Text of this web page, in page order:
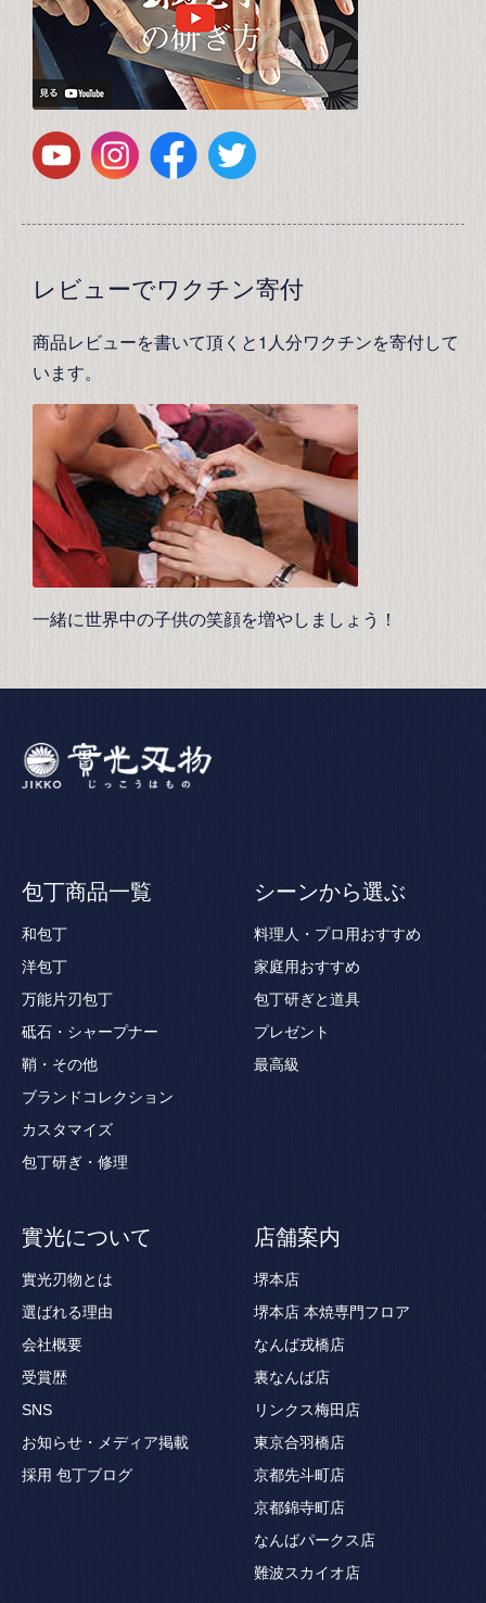
レビューでワクチン寄付
商品レビューを書いて頂くと1人分ワクチンを寄付して
います。
一緒に世界中の子供の笑顔を増やしましょう！
包丁商品一覧
和包丁
洋包丁
万能片刃包丁
砥石・シャープナー
鞘・その他
ブランドコレクション
カスタマイズ
包丁研ぎ・修理
シーンから選ぶ
料理人・プロ用おすすめ
家庭用おすすめ
包丁研ぎと道具
プレゼント
最高級
實光について
實光刃物とは
選ばれる理由
会社概要
受賞歴
SNS
お知らせ・メディア掲載
採用 包丁ブログ
店舗案内
堺本店
堺本店 本焼専門フロア
なんば戎橋店
裏なんば店
リンクス梅田店
東京合羽橋店
京都先斗町店
京都錦寺町店
なんばパークス店
難波スカイオ店